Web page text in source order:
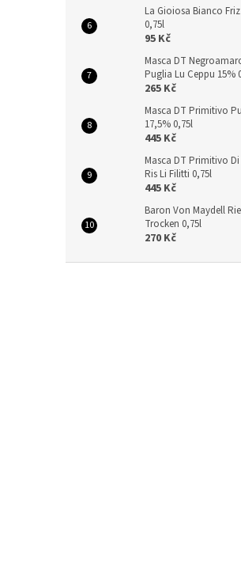
La Gioiosa Bianco
0,75l
95 Kč
Masca DT
Puglia Lu Ceppu 15%
265 Kč
Masca DT Primitivo
17,5% 0,75l
445 Kč
Masca DT Primitivo
Ris Li Filitti 0,75l
445 Kč
Baron Von Maydell
Trocken 0,75l
270 Kč